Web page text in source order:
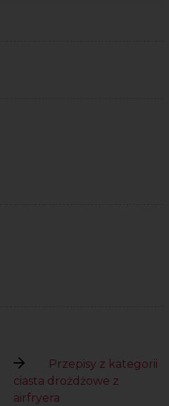
Przepisy z kategorii
ciasta drożdżowe z
airfryera